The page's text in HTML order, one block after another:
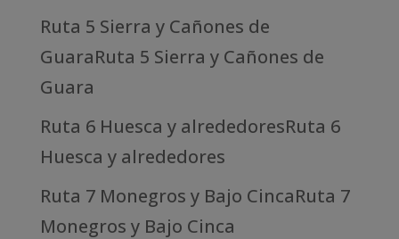
Ruta 5 Sierra y Cañones de
GuaraRuta 5 Sierra y Cañones de
Guara
Ruta 6 Huesca y alrededoresRuta 6
Huesca y alrededores
Ruta 7 Monegros y Bajo CincaRuta 7
Monegros y Bajo Cinca